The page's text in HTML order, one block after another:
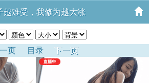
越难受，我修为越大涨
一页 目录 下一页